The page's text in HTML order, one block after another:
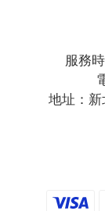
服務
地址：